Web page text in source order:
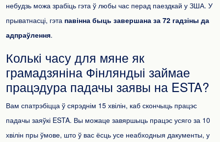
небудзь можа зрабіць гэта ў любы час перад паездкай у ЗША. У
прыватнасці, гэта павінна быць завершана за 72 гадзіны да
адпраўлення.
Колькі часу для мяне як
грамадзяніна Фінляндыі займае
працэдура падачы заявы на ESTA?
Вам спатрэбіцца ў сярэднім 15 хвілін, каб скончыць працэс
падачы заяўкі ESTA. Вы можаце завяршыць працэс усяго за 10
хвілін пры ўмове, што ў вас ёсць усе неабходныя дакументы, у